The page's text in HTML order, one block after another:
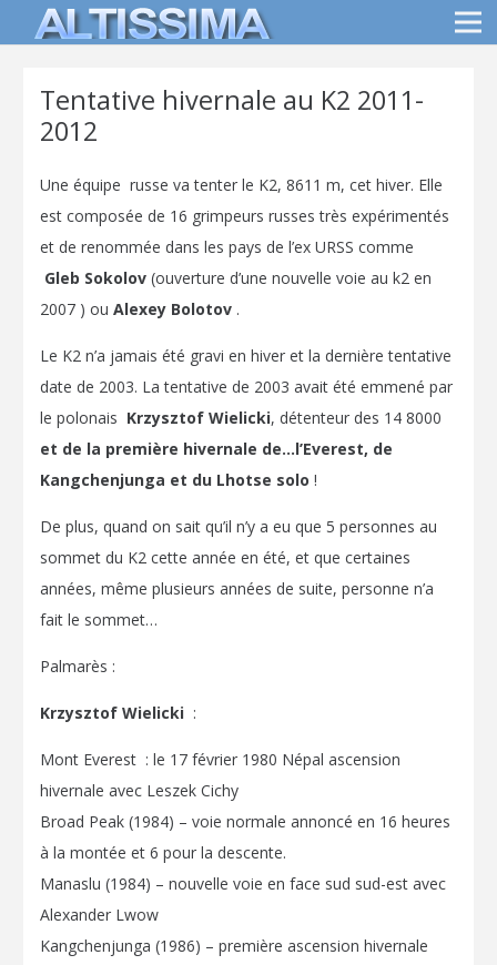
Tentative hivernale au K2 2011-
2012
Une équipe russe va tenter le K2, 8611 m, cet hiver. Elle
est composée de 16 grimpeurs russes très expérimentés
et de renommée dans les pays de l’ex URSS comme
Gleb Sokolov (ouverture d’une nouvelle voie au k2 en
2007 ) ou Alexey Bolotov .
Le K2 n’a jamais été gravi en hiver et la dernière tentative
date de 2003. La tentative de 2003 avait été emmené par
le polonais Krzysztof Wielicki, détenteur des 14 8000
et de la première hivernale de…l’Everest, de
Kangchenjunga et du Lhotse solo !
De plus, quand on sait qu’il n’y a eu que 5 personnes au
sommet du K2 cette année en été, et que certaines
années, même plusieurs années de suite, personne n’a
fait le sommet…
Palmarès :
Krzysztof Wielicki :
Mont Everest : le 17 février 1980 Népal ascension
hivernale avec Leszek Cichy
Broad Peak (1984) – voie normale annoncé en 16 heures
à la montée et 6 pour la descente.
Manaslu (1984) – nouvelle voie en face sud sud-est avec
Alexander Lwow
Kangchenjunga (1986) – première ascension hivernale